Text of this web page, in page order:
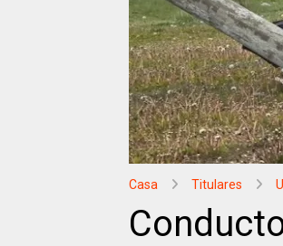
Casa Titulares